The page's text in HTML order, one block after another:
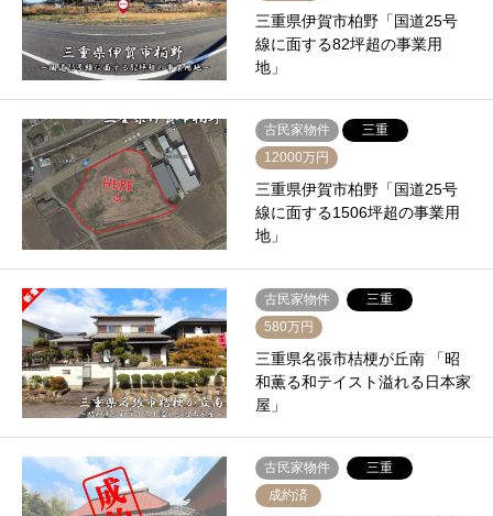
三重県伊賀市柏野「国道25号
線に面する82坪超の事業用
地」
古民家物件
三重
12000万円
三重県伊賀市柏野「国道25号
線に面する1506坪超の事業用
地」
古民家物件
三重
580万円
三重県名張市桔梗が丘南 「昭
和薫る和テイスト溢れる日本家
屋」
古民家物件
三重
成約済